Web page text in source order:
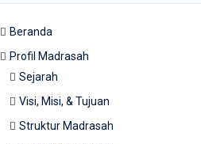
Beranda
Profil Madrasah
Sejarah
Visi, Misi, & Tujuan
Struktur Madrasah